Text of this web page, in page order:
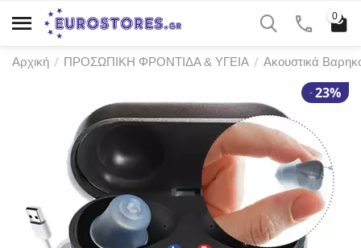
0
Αρχική / ΠΡΟΣΩΠΙΚΗ ΦΡΟΝΤΙΔΑ & ΥΓΕΙΑ / Ακουστικά
-23%